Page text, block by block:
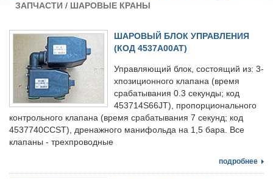
ЗАПЧАСТИ / ШАРОВЫЕ КРАНЫ
ШАРОВЫЙ БЛОК УПРАВЛЕНИЯ
(КОД 4537A00AT)
Управляющий блок, состоящий из: 3-
хпозиционного клапана (время
срабатывания 0.3 секунды; код
453714S66JT), пропорционального
контрольного клапана (время срабатывания 7 секунд; код
4537740CCST), дренажного манифольда на 1,5 бара. Все
клапаны - трехпроводные
подробнее